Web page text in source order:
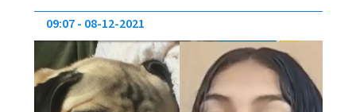
09:07 08-12-2021